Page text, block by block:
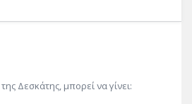
Δεσκάτης, μπορεί να γίνει: